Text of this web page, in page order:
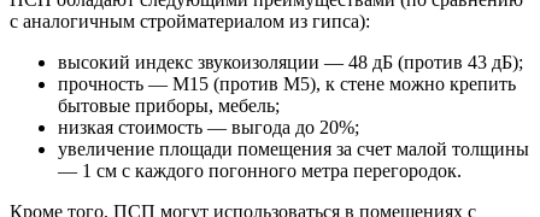
с аналогичным стройматериалом из гипса):
высокий индекс звукоизоляции — 48 дБ (против 43 дБ);
прочность — М15 (против М5), к стене можно крепить
бытовые приборы, мебель;
низкая стоимость — выгода до 20%;
увеличение площади помещения за счет малой толщины
— 1 см с каждого погонного метра перегородок.
Кроме того, ПСП могут использоваться в помещениях с